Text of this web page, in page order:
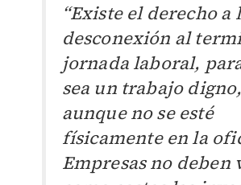
“Existe el derecho a
desconexión al
jornada laboral,
sea un trabajo digno,
aunque no se esté
físicamente en la
Empresas no deben